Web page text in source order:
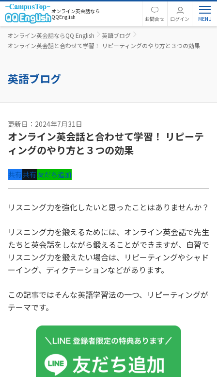
オンライン英会話なら
QQEnglish
お問合せ ログイン
オンライン英会話ならQQ English
英語ブログ
オンライン英会話と合わせて学習！ リピーティングのやり方と３つの効果
英語ブログ
更新日：2024年7月31日
オンライン英会話と合わせて学習！ リピーテ
ィングのやり方と３つの効果
共有共有友だち追加
リスニング力を強化したいと思ったことはありませんか？
リスニング力を鍛えるためには、オンライン英会話で先生
たちと英会話をしながら鍛えることができますが、自習で
リスニング力を鍛えたい場合は、リピーティングやシャド
ーイング、ディクテーションなどがあります。
この記事ではそんな英語学習法の一つ、リピーティングが
テーマです。